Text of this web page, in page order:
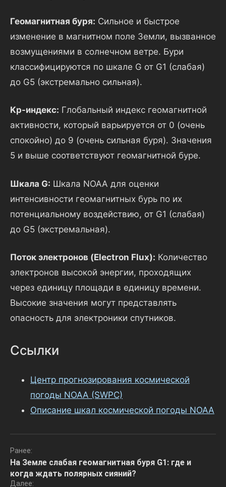
Геомагнитная буря: Сильное и быстрое
изменение в магнитном поле Земли, вызванное
возмущениями в солнечном ветре. Бури
классифицируются по шкале G от G1 (слабая)
до G5 (экстремально сильная).
Kp-индекс: Глобальный индекс геомагнитной
активности, который варьируется от 0 (очень
спокойно) до 9 (очень сильная буря). Значения
5 и выше соответствуют геомагнитной буре.
Шкала G: Шкала NOAA для оценки
интенсивности геомагнитных бурь по их
потенциальному воздействию, от G1 (слабая)
до G5 (экстремальная).
Поток электронов (Electron Flux): Количество
электронов высокой энергии, проходящих
через единицу площади в единицу времени.
Высокие значения могут представлять
опасность для электроники спутников.
Ссылки
Центр прогнозирования космической
погоды NOAA (SWPC)
Описание шкал космической погоды NOAA
Навигация
по
записям
Ранее:
На Земле слабая геомагнитная буря G1: где и
когда ждать полярных сияний?
Далее: